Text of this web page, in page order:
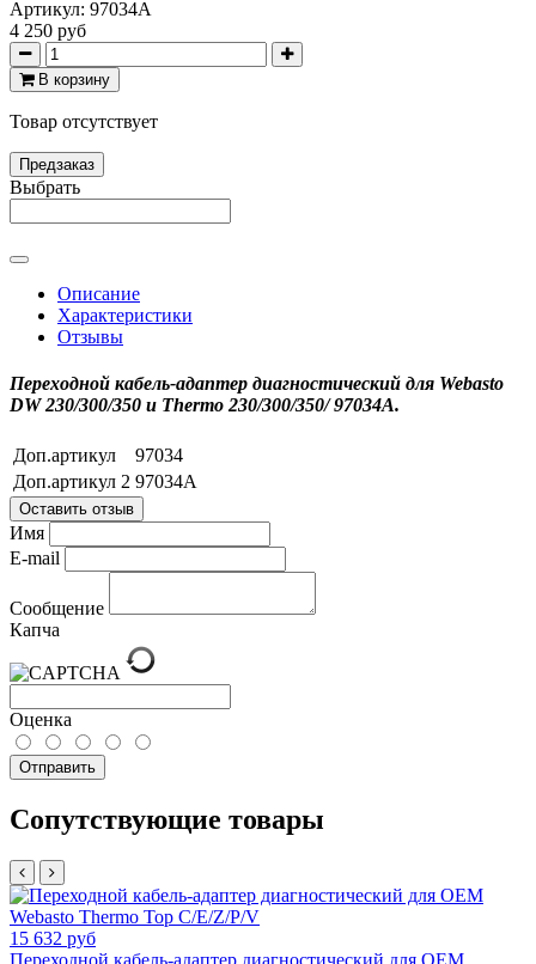
Артикул: 97034A
4 250 руб
В корзину
Товар отсутствует
Предзаказ
Выбрать
Описание
Характеристики
Отзывы
Переходной кабель-адаптер диагностический для Webasto
DW 230/300/350 и Thermo 230/300/350/ 97034A.
Доп.артикул
97034
Доп.артикул 2 97034А
Оставить отзыв
Имя
E-mail
Сообщение
Капча
Оценка
Отправить
Сопутствующие товары
15 632 руб